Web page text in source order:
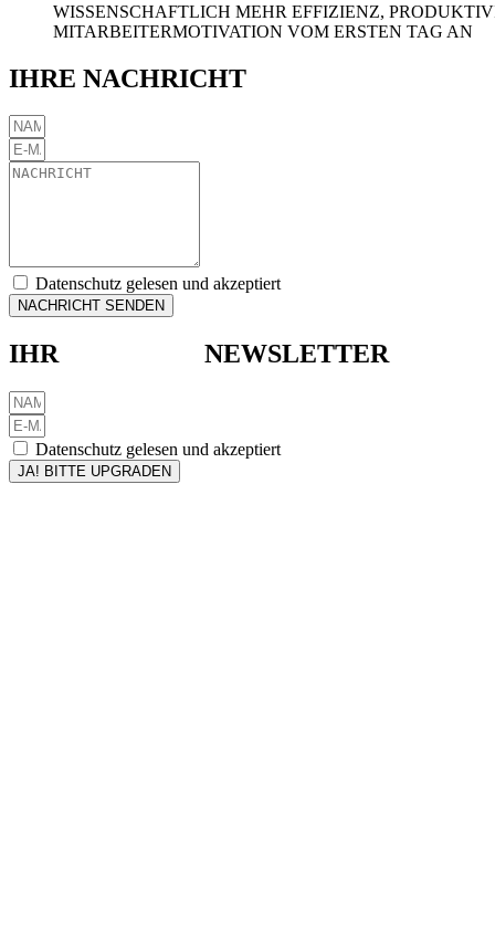
WISSENSCHAFTLICH MEHR EFFIZIENZ,
MITARBEITERMOTIVATION VOM ERSTEN TAG AN
IHRE NACHRICHT
Datenschutz gelesen und akzeptiert
NACHRICHT SENDEN
IHR NEWSLETTER
Datenschutz gelesen und akzeptiert
JA! BITTE UPGRADEN